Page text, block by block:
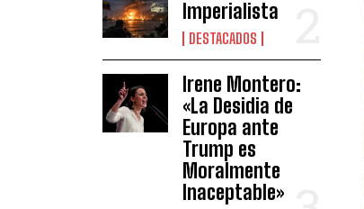
Imperialista
DESTACADOS
Irene Montero:
«La Desidia de
Europa ante
Trump es
Moralmente
Inaceptable»